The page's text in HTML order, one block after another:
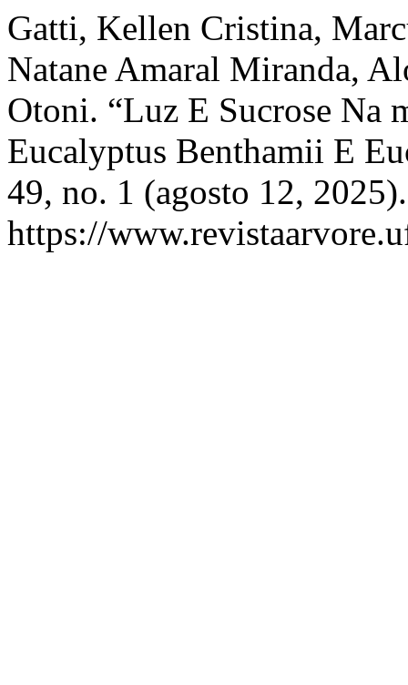
Gatti, Kellen Cristina,
Natane Amaral Miranda,
Otoni. “Luz E Sucrose Na
Eucalyptus Benthamii E
49, no. 1 (agosto 12,
https://